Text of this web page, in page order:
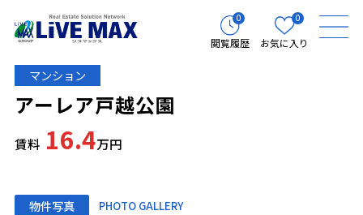
0
閲覧履歴
0
お気に入り
マンション
アーレア戸越公園
賃料 16.4万円
物件写真 PHOTO GALLERY